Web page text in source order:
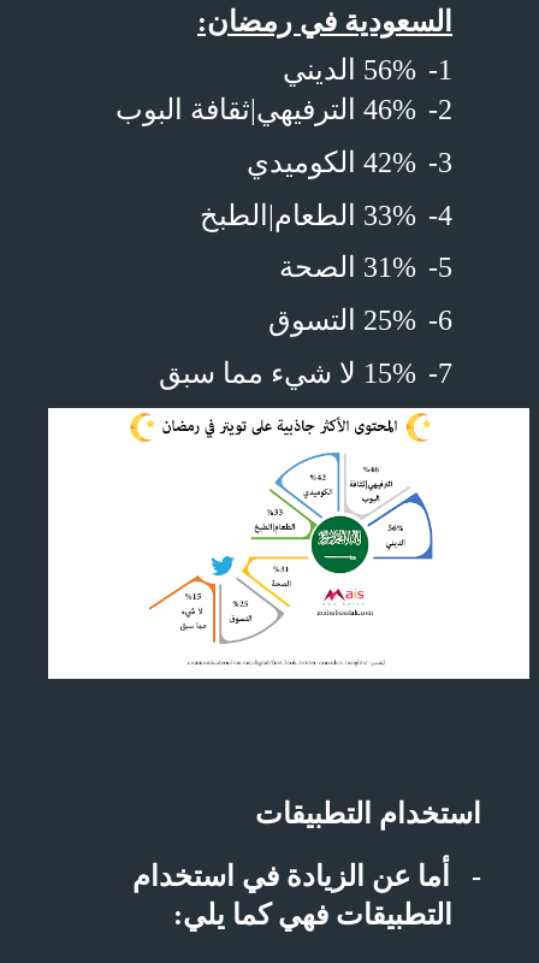
السعودية في رمضان:
1-
56% الديني
2-
46% الترفيهي|ثقافة البوب
3-
42% الكوميدي
4-
33% الطعام|الطبخ
5-
31% الصحة
6-
25% التسوق
7-
15% لا شيء مما سبق
استخدام التطبيقات
-
أما عن الزيادة في استخدام
التطبيقات فهي كما يلي: